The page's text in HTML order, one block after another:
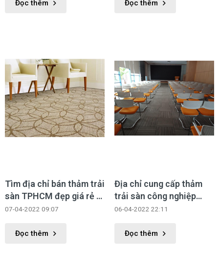
Đọc thêm Đọc thêm
Tìm địa chỉ bán thảm trải
sàn TPHCM đẹp giá rẻ ở
đâu ?
07-04-2022 09:07
Đọc thêm
Địa chỉ cung cấp thảm
trải sàn công nghiệp
chất lượng tốt nhất
06-04-2022 22:11
Đọc thêm